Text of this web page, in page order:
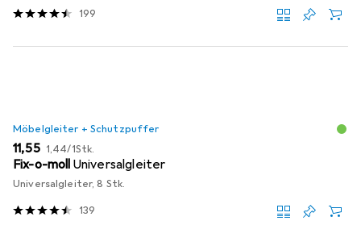
199
Möbelgleiter + Schutzpuffer
EUR
11,55 EUR
1,44/1Stk.
Fix-o-moll Universalgleiter
Universalgleiter, 8 Stk.
139